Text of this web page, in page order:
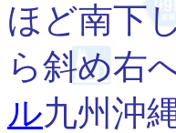
ほど南下
ら斜め右
ル九州沖